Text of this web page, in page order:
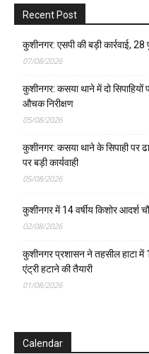
Recent Post
कुशीनगर: एसपी की बड़ी कार्रवाई, 28
07/08/2026
कुशीनगर: कसया थाने में दो
औचक निरीक्षण
05/08/2026
कुशीनगर: कसया थाने के सिपाही पर
पर बड़ी कार्यवाही
05/08/2026
कुशीनगर में 14 वर्षीय किशोर आदर्श
02/08/2026
कुशीनगर प्रशासन ने तहसील हाटा में
एंट्री हटाने की तैयारी
01/08/2026
Calendar